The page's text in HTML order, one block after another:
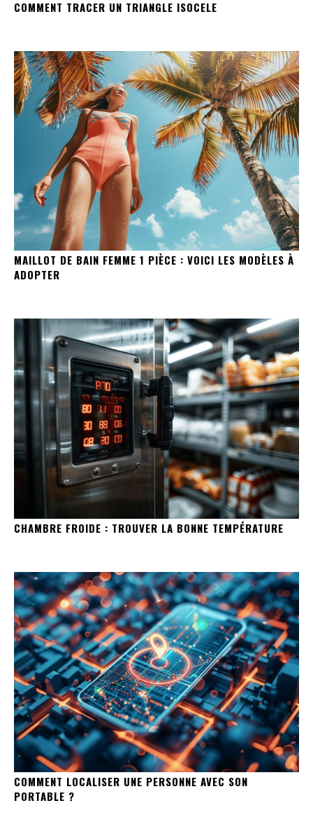
COMMENT TRACER UN TRIANGLE ISOCELE
MAILLOT DE BAIN FEMME 1 PIÈCE : VOICI LES MODÈLES À
ADOPTER
CHAMBRE FROIDE : TROUVER LA BONNE TEMPÉRATURE
COMMENT LOCALISER UNE PERSONNE AVEC SON
PORTABLE ?